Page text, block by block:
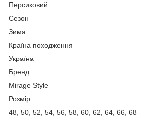
Персиковий
Сезон
Зима
Країна походження
Україна
Бренд
Mirage Style
Розмір
48, 50, 52, 54, 56, 58, 60, 62, 64, 66, 68